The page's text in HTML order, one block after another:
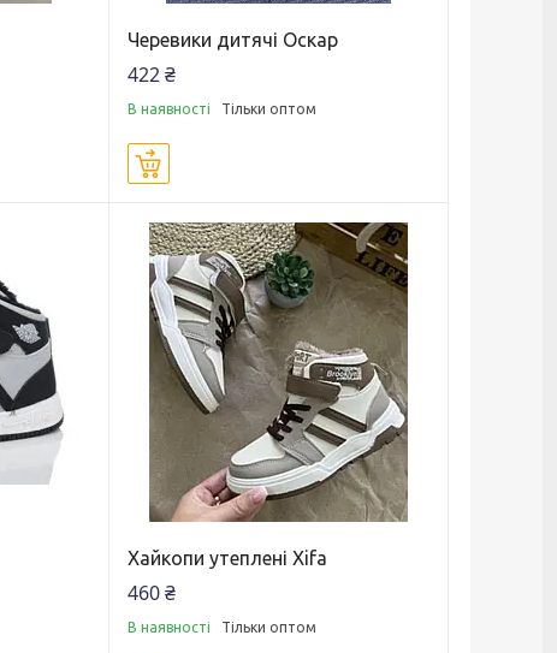
Черевики дитячі Оскар
422 ₴
В наявності Тільки оптом
Хайкопи утеплені Xifa
460 ₴
В наявності Тільки оптом